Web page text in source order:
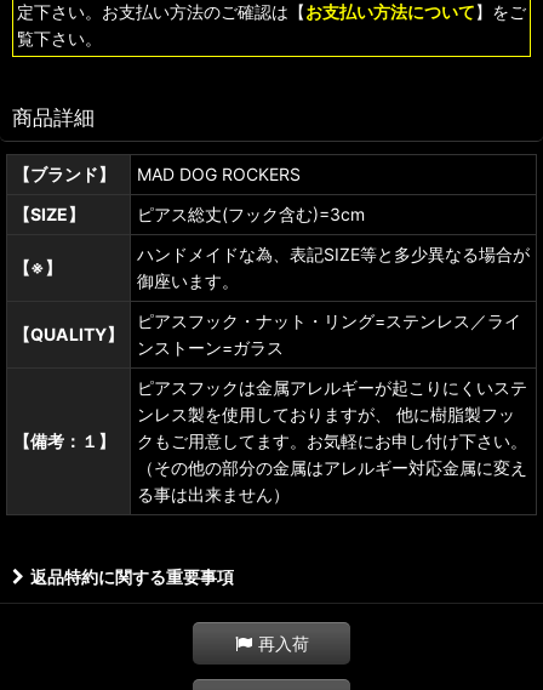
定下さい。お支払い方法のご確認は【お支払い方法について】をご
覧下さい。
商品詳細
【ブランド】
MAD DOG ROCKERS
【SIZE】
ピアス総丈(フック含む)=3cm
【※】
ハンドメイドな為、表記SIZE等と多少異なる場合が
御座います。
【QUALITY】
ピアスフック・ナット・リング=ステンレス／ライ
ンストーン=ガラス
【備考：１】
ピアスフックは金属アレルギーが起こりにくいステ
ンレス製を使用しておりますが、 他に樹脂製フッ
クもご用意してます。お気軽にお申し付け下さい。
（その他の部分の金属はアレルギー対応金属に変え
る事は出来ません）
返品特約に関する重要事項
再入荷